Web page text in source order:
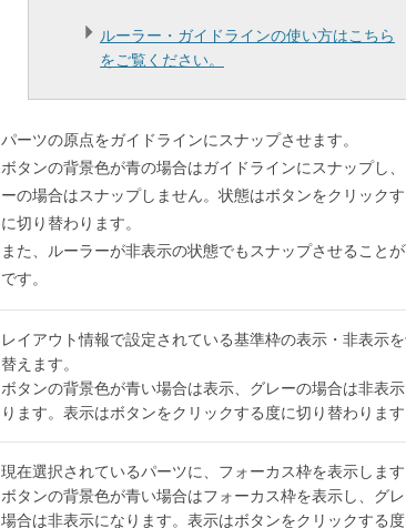
ルーラー・ガイドラインの使い方はこちら
をご覧ください。
パーツの原点をガイドラインにスナップさせます。
ボタンの背景色が青の場合はガイドラインにスナップし
ーの場合はスナップしません。状態はボタンをクリック
に切り替わります。
また、ルーラーが非表示の状態でもスナップさせること
です。
レイアウト情報で設定されている基準枠の表示・非表示を
替えます。
ボタンの背景色が青い場合は表示、グレーの場合は非表
ります。表示はボタンをクリックする度に切り替わります
現在選択されているパーツに、フォーカス枠を表示します
ボタンの背景色が青い場合はフォーカス枠を表示し、グ
場合は非表示になります。表示はボタンをクリックする